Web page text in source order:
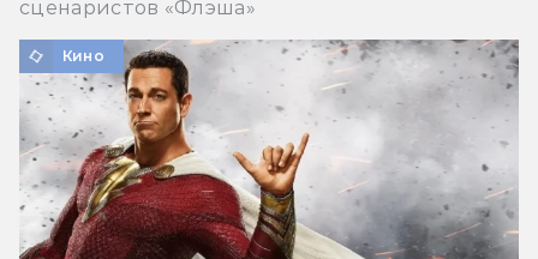
сценаристов «Флэша»
Кино